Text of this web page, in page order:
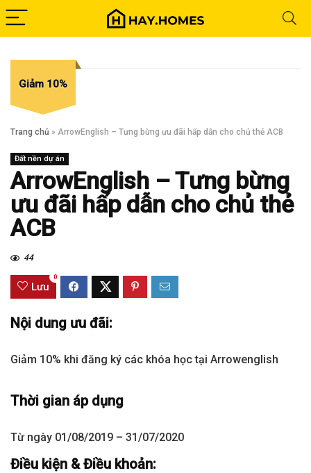
Giảm 10%
Trang chủ » ArrowEnglish – Tưng bừng ưu đãi hấp dẫn cho chủ thẻ ACB
Đất nền dự án
ArrowEnglish – Tưng bừng
ưu đãi hấp dẫn cho chủ thẻ
ACB
44
Lưu
0
Nội dung ưu đãi:
Giảm 10% khi đăng ký các khóa học tại Arrowenglish
Thời gian áp dụng
Từ ngày 01/08/2019 – 31/07/2020
Điều kiện & Điều khoản: